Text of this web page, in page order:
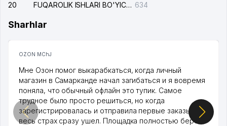
20
FUQAROLIK ISHLARI BO'YICHA UCH-TEPA TUMANI SUDI 634
Sharhlar
OZON MChJ
Мне Озон помог выкарабкаться, когда личный
магазин в Самарканде начал загибаться и я вовремя
поняла, что обычный офлайн это тупик. Самое
трудное было просто решиться, но когда
зарегистрировалась и отправила первые заказы,
весь страх сразу ушел. Площадка полностью берет